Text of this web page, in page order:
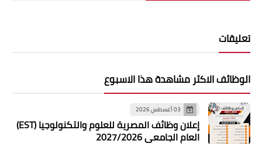
تعليقات
الوظائف الاكثر مشاهدة هذا الاسبوع
03 أغسطس 2026
إعلان وظائف المصرية للعلوم والتكنولوجيا (EST)
العام الجامعي 2027/2026